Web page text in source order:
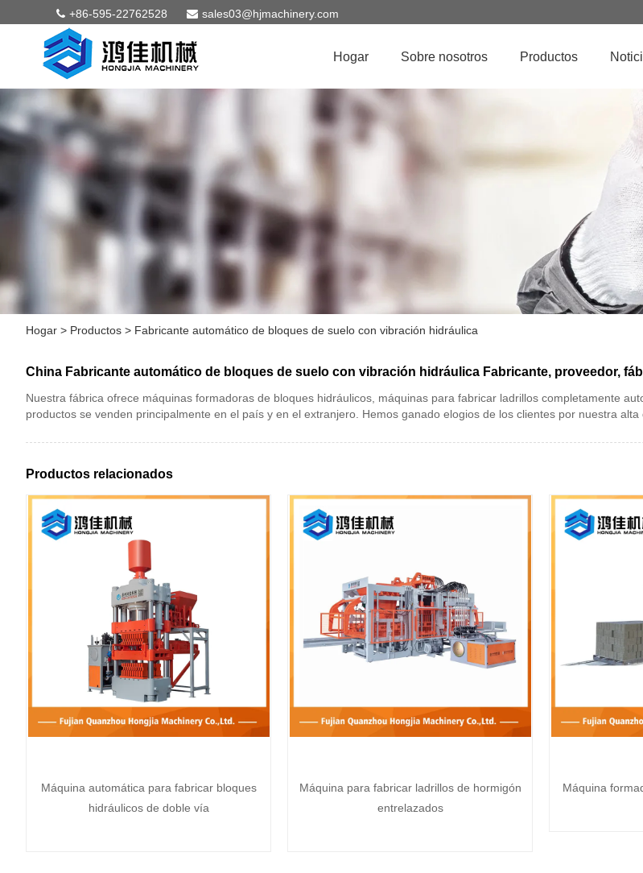
+86-595-22762528 sales03@hjmachinery.com
Hogar Sobre nosotros Productos
Hogar > Productos > Fabricante automático de bloques de suelo con vibración hidráulica
China Fabricante automático de bloques de suelo con vibración hidráulica Fabricante, proveedor,
Nuestra fábrica ofrece máquinas formadoras de bloques hidráulicos, máquinas para fabricar ladrillos completamente
productos se venden principalmente en el país y en el extranjero. Hemos ganado elogios de los clientes por nuestra
Productos relacionados
Máquina automática para fabricar bloques
hidráulicos de doble vía
Máquina para fabricar ladrillos de hormigón
entrelazados
Máquina